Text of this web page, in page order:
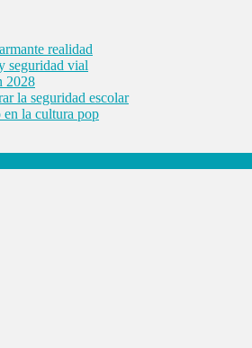
realidad
seguridad vial
2028
la seguridad escolar
la cultura pop